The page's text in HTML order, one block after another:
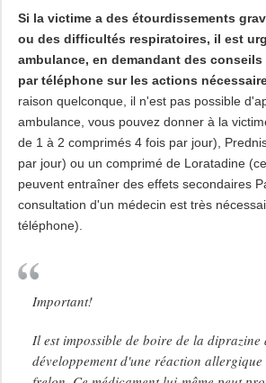
Si la victime a des étourdissements
ou des difficultés respiratoires, il est
ambulance, en demandant des
par téléphone sur les actions
raison quelconque, il n'est pas possible
ambulance, vous pouvez donner à la
de 1 à 2 comprimés 4 fois par jour),
par jour) ou un comprimé de Loratadine
peuvent entraîner des effets secondaires
consultation d'un médecin est très
téléphone).
Important!
Il est impossible de boire de la diprazine
développement d'une réaction